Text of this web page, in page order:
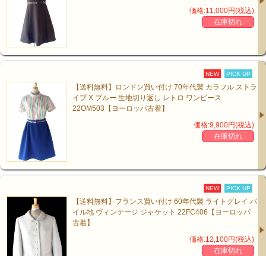
価格:11,000円(税込)
在庫切れ
NEW PICK UP
【送料無料】ロンドン買い付け 70年代製 カラフル ストラ
イプ X ブルー 生地切り返し レトロ ワンピース
22OM503【ヨーロッパ古着】
価格:9,900円(税込)
在庫切れ
NEW PICK UP
【送料無料】フランス買い付け 60年代製 ライトグレイ パ
イル地 ヴィンテージ ジャケット 22FC406【ヨーロッパ
古着】
価格:12,100円(税込)
在庫切れ